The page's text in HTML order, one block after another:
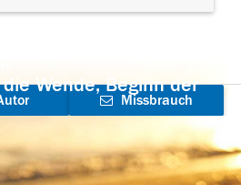
Wende, Beginn der
Missbrauch